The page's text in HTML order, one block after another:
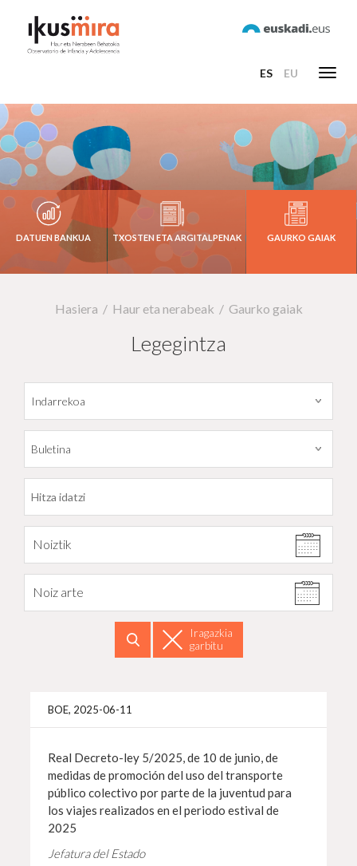
ES EU
DATUEN BANKUA TXOSTEN ETA ARGITALPENAK GAURKO GAIAK
Hasiera Haur eta nerabeak Gaurko gaiak
Legegintza
Datarekiko filtratu
Noiztik
Noiz arte
Iragazkia
garbitu
BOE, 2025-06-11
Real Decreto-ley 5/2025, de 10 de junio, de
medidas de promoción del uso del transporte
público colectivo por parte de la juventud para
los viajes realizados en el periodo estival de
2025
Jefatura del Estado